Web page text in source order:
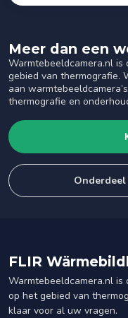
Meer dan een
Warmtebeeldcamera.nl
gebied van thermografie.
aan
thermografie en
Onderdeel
FLIR
Warmtebeeldcamera.nl
op het gebied van
klaar voor al uw vragen.